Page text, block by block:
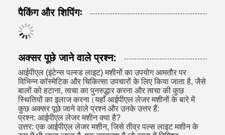
पैकिंग और शिपिंगः
अक्सर पूछे जाने वाले प्रश्न:
आईपीएल (इंटेन्स पल्स्ड लाइट) मशीनों का उपयोग आमतौर पर
विभिन्न कॉस्मेटिक और चिकित्सा उपचारों के लिए किया जाता है, जैसे
बालों को हटाना, त्वचा का पुनरुद्धार करना और त्वचा की कुछ
स्थितियों का इलाज करना।यहाँ आईपीएल लेजर मशीनों के बारे में
कुछ अक्सर पूछे जाने वाले प्रश्न और उनके उत्तर हैं:
प्रश्न: आईपीएल लेजर मशीन क्या है?
उत्तर: एक आईपीएल लेजर मशीन, जिसे तीव्र पल्स लाइट मशीन के